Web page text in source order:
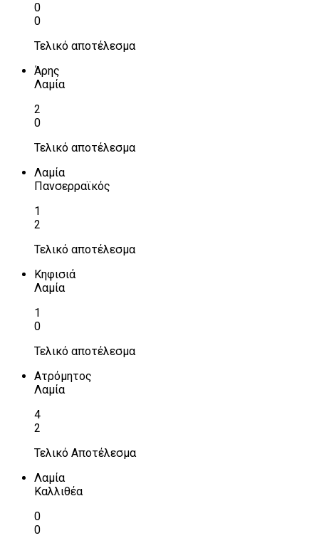
0
0
Τελικό αποτέλεσμα
Άρης
Λαμία
2
0
Τελικό αποτέλεσμα
Λαμία
Πανσερραϊκός
1
2
Τελικό αποτέλεσμα
Κηφισιά
Λαμία
1
0
Τελικό αποτέλεσμα
Ατρόμητος
Λαμία
4
2
Τελικό Αποτέλεσμα
Λαμία
Καλλιθέα
0
0